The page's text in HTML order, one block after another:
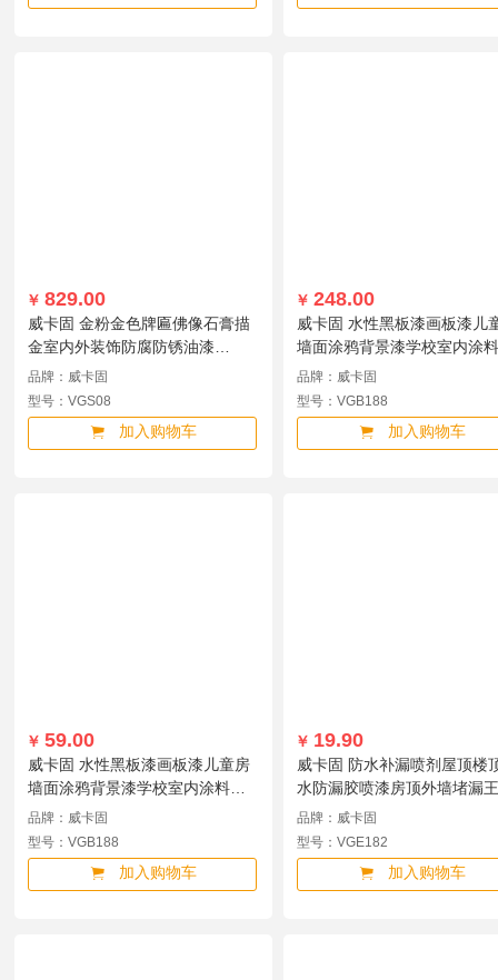
￥ 829.00
威卡固 金粉金色牌匾佛像石膏描
金室内外装饰防腐防锈油漆
15kg/桶VGS08 VGS08
品牌：威卡固
型号：VGS08
加入购物车
￥ 248.00
威卡固 水性黑板漆画板漆儿
墙面涂鸦背景漆学校室内涂
酞蓝VGB188 5kg/桶
品牌：威卡固
型号：VGB188
加入购物车
￥ 59.00
威卡固 水性黑板漆画板漆儿童房
墙面涂鸦背景漆学校室内涂料深
绿VGB188 1kg/桶 VGB188
品牌：威卡固
型号：VGB188
加入购物车
￥ 19.90
威卡固 防水补漏喷剂屋顶楼
水防漏胶喷漆房顶外墙堵漏
雾材料灰色650mlVGE182
VGE182
品牌：威卡固
型号：VGE182
加入购物车